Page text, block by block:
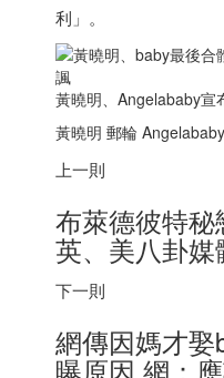
利」。
黃曉明、Angelababy宣
黃曉明 郵輪 Angelababy
上一則
布萊德彼特秘
英、美八卦媒
下一則
網傳因媽才
曝原因 網：